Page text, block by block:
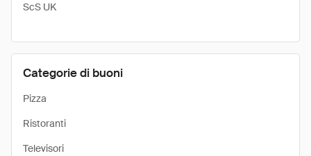
ScS UK
Categorie di buoni
Pizza
Ristoranti
Televisori